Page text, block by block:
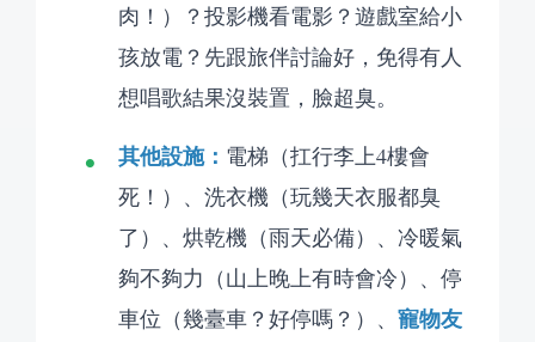
肉！）？投影機看電影？遊戲室給小
孩放電？先跟旅伴討論好，免得有人
想唱歌結果沒裝置，臉超臭。
其他設施： 電梯（扛行李上4樓會
死！）、洗衣機（玩幾天衣服都臭
了）、烘乾機（雨天必備）、冷暖氣
夠不夠力（山上晚上有時會冷）、停
車位（幾臺車？好停嗎？）、 寵物友